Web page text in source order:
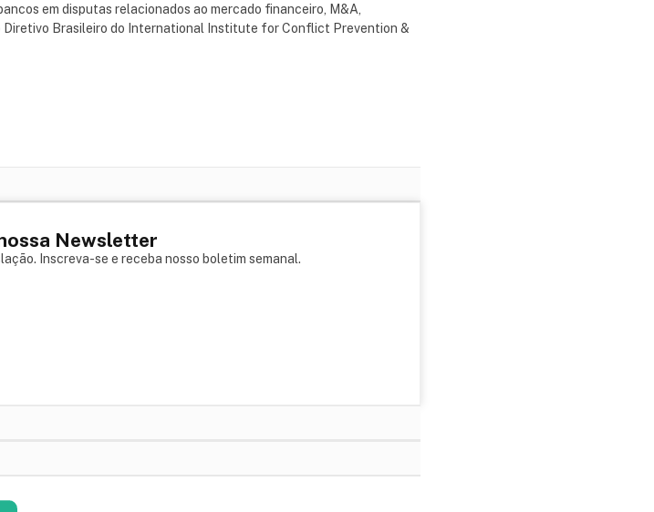
em disputas relacionados ao mercado financeiro, M&A,
Diretivo Brasileiro do International Institute for Conflict Prevention &
Newsletter
Inscreva-se e receba nosso boletim semanal.